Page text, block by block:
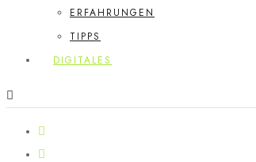
ERFAHRUNGEN
TIPPS
DIGITALES